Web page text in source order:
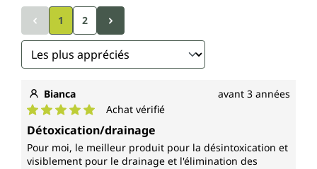
1 2
Bianca avant 3 années
Note moyenne de 5 sur 5 étoiles
Achat vérifié
Détoxication/drainage
Pour moi, le meilleur produit pour la désintoxication et
visiblement pour le drainage et l'élimination des